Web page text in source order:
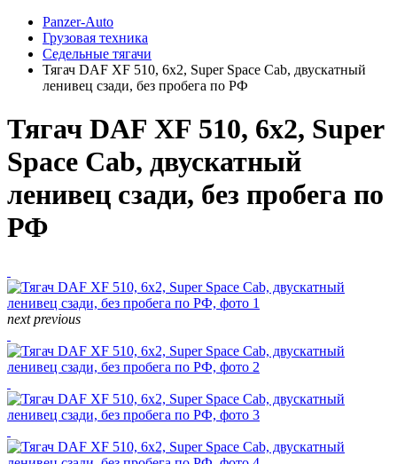
Panzer-Auto
Грузовая техника
Седельные тягачи
Тягач DAF XF 510, 6х2, Super Space Cab, двускатный
ленивец сзади, без пробега по РФ
Тягач DAF XF 510, 6х2, Super
Space Cab, двускатный
ленивец сзади, без пробега по
РФ
next previous